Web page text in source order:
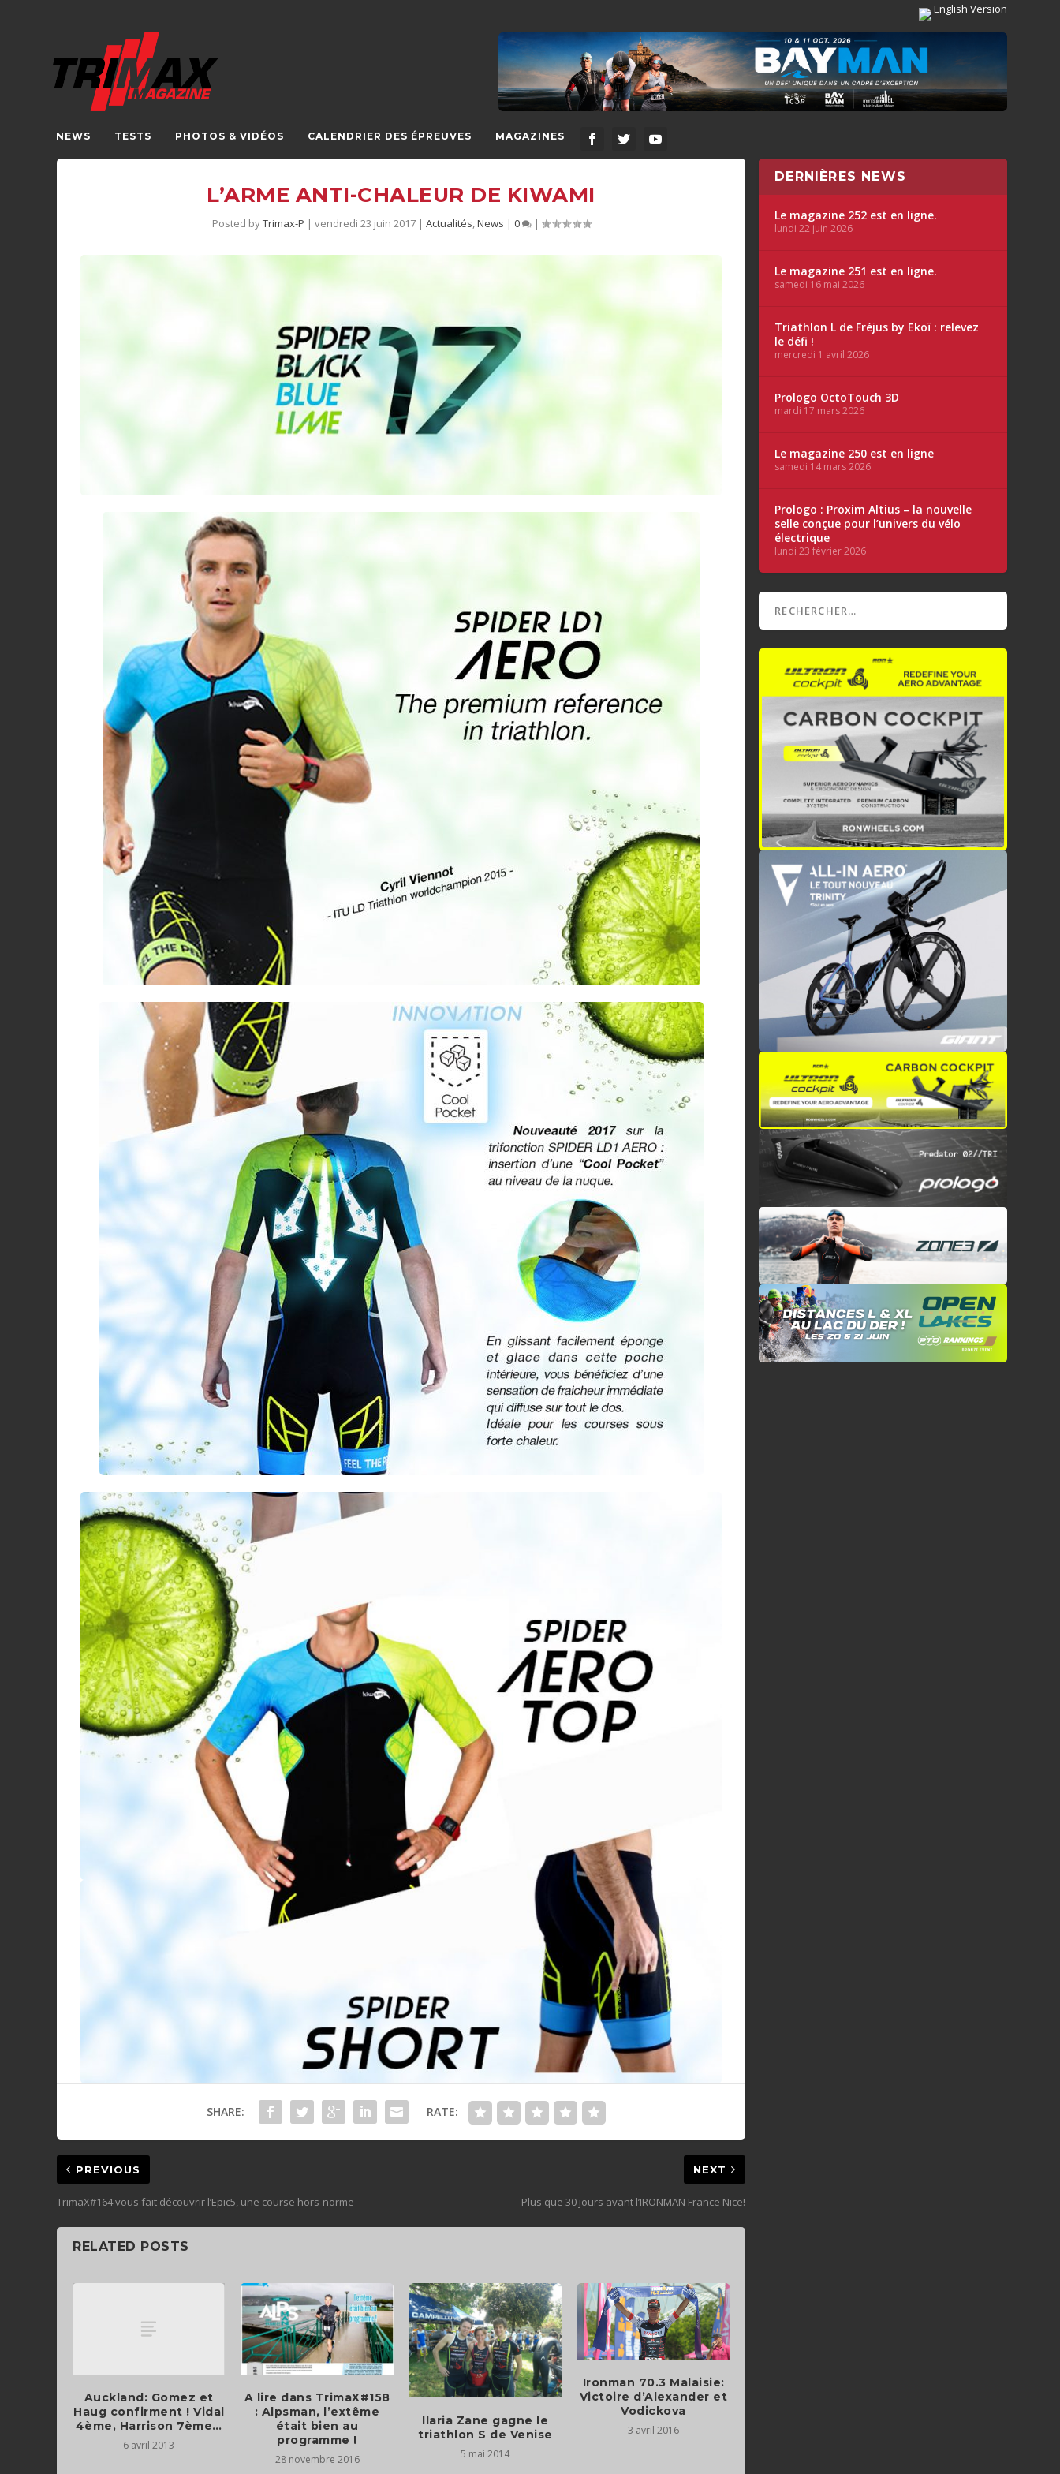
English Version
NEWS TESTS PHOTOS & VIDÉOS CALENDRIER DES ÉPREUVES MAGAZINES
L’ARME ANTI-CHALEUR DE KIWAMI
Posted byTrimax-P | vendredi 23 juin 2017| Actualités,News | 0 |
SHARE: RATE:
PREVIOUS
TrimaX#164 vous fait découvrir l’Epic5, une course hors-norme
NEXT
Plus que 30 jours avant l’IRONMAN France Nice!
RELATED POSTS
Auckland: Gomez et
Haug confirment ! Vidal
4ème, Harrison 7ème…
6 avril 2013
A lire dans TrimaX#158
: Alpsman, l’extême
était bien au
programme !
28 novembre 2016
Ilaria Zane gagne le
triathlon S de Venise
5 mai 2014
Ironman 70.3 Malaisie:
Victoire d’Alexander et
Vodickova
3 avril 2016
DERNIÈRES NEWS
Le magazine 252 est en ligne.
lundi 22 juin 2026
Le magazine 251 est en ligne.
samedi 16 mai 2026
Triathlon L de Fréjus by Ekoï : relevez
le défi !
mercredi 1 avril 2026
Prologo OctoTouch 3D
mardi 17 mars 2026
Le magazine 250 est en ligne
samedi 14 mars 2026
Prologo : Proxim Altius – la nouvelle
selle conçue pour l’univers du vélo
électrique
lundi 23 février 2026